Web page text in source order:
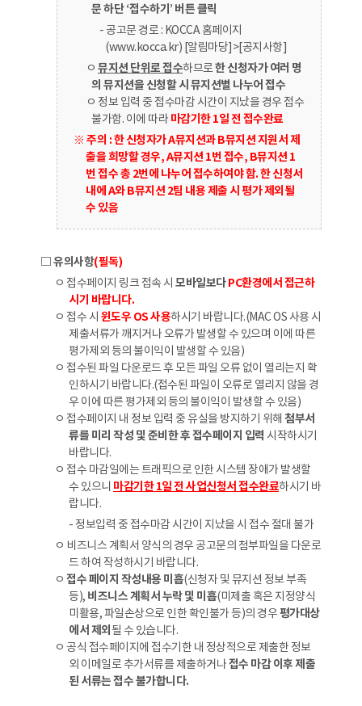
문 하단 ‘접수하기’ 버튼 클릭
- 공고문 경로 : KOCCA 홈페이지
(www.kocca.kr) [알림마당]>[공지사항]
ㅇ 뮤지션 단위로 접수하므로한 신청자가 여러 명
의 뮤지션을 신청할 시 뮤지션별 나누어 접수
ㅇ 정보 입력 중 접수마감 시간이 지났을 경우 접수
불가함. 이에 따라 마감기한 1일 전 접수완료
※ 주의 : 한 신청자가 A뮤지션과 B뮤지션 지원서 제
출을 희망할 경우, A뮤지션 1번 접수, B뮤지션 1
번 접수 총 2번에 나누어 접수하여야 함. 한 신청서
내에 A와 B뮤지션 2팀 내용 제출 시 평가 제외될
수 있음
□ 유의사항(필독)
ㅇ 접수페이지 링크 접속 시 모바일보다PC환경에서 접근하
시기 바랍니다.
ㅇ 접수 시 윈도우 OS 사용하시기 바랍니다.(MAC OS 사용 시
제출서류가 깨지거나 오류가 발생할 수 있으며 이에 따른
평가제외 등의 불이익이 발생할 수 있음)
ㅇ 접수된 파일 다운로드 후 모든 파일 오류 없이 열리는지 확
인하시기 바랍니다.(접수된 파일이 오류로 열리지 않을 경
우 이에 따른 평가제외 등의 불이익이 발생할 수 있음)
ㅇ 접수페이지 내 정보 입력 중 유실을 방지하기 위해 첨부서
류를 미리 작성 및 준비한 후 접수페이지 입력 시작하시기
바랍니다.
ㅇ 접수 마감일에는 트래픽으로 인한 시스템 장애가 발생할
수 있으니 마감기한 1일 전 사업신청서 접수완료하시기 바
랍니다.
- 정보입력 중 접수마감 시간이 지났을 시 접수 절대 불가
ㅇ 비즈니스 계획서 양식의 경우 공고문의 첨부파일을 다운로
드 하여 작성하시기 바랍니다.
ㅇ 접수 페이지 작성내용 미흡(신청자 및 뮤지션 정보 부족
등), 비즈니스 계획서 누락 및 미흡(미제출 혹은 지정양식
미활용, 파일손상으로 인한 확인불가 등)의 경우평가대상
에서 제외 될 수 있습니다.
ㅇ 공식 접수페이지에 접수기한 내 정상적으로 제출한 정보
외 이메일로 추가서류를 제출하거나접수 마감 이후 제출
된 서류는 접수 불가합니다.